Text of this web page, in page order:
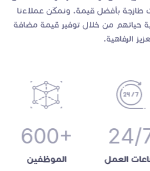
طازجة بأفضل قيمة. ونمكّن عملاءنا
حياتهم من خلال توفير قيمة مضافة
الرفاهية.
600+
الموظفين
24/
العمل